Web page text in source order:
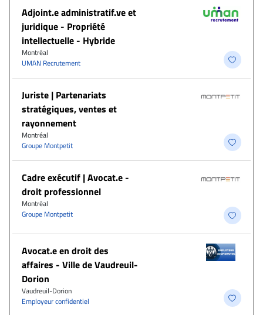
Adjoint.e administratif.ve et
juridique - Propriété
intellectuelle - Hybride
Montréal
UMAN Recrutement
Juriste | Partenariats
stratégiques, ventes et
rayonnement
Montréal
Groupe Montpetit
Cadre exécutif | Avocat.e -
droit professionnel
Montréal
Groupe Montpetit
Avocat.e en droit des
affaires - Ville de Vaudreuil-
Dorion
Vaudreuil-Dorion
Employeur confidentiel